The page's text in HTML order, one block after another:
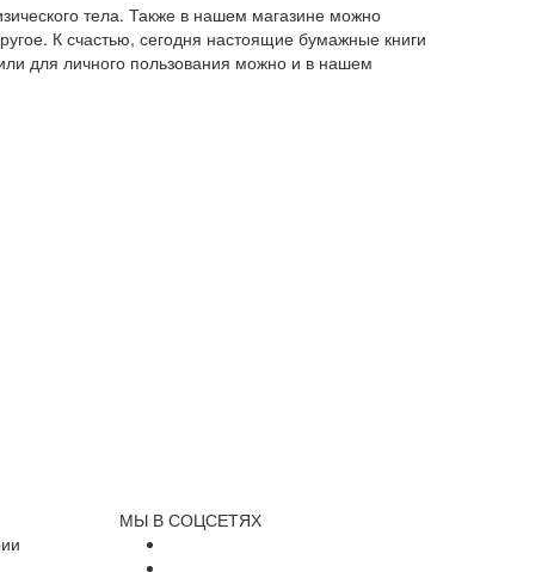
тела. Также в нашем магазине можно
К счастью, сегодня настоящие бумажные книги
для личного пользования можно и в нашем
МЫ В СОЦСЕТЯХ